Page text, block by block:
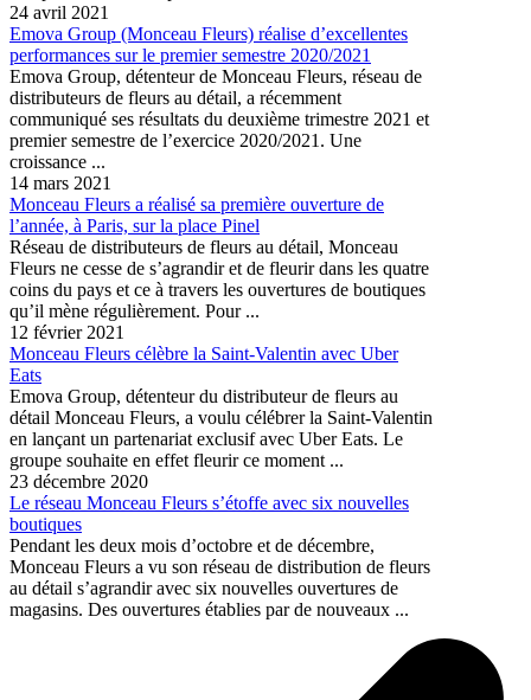
24 avril 2021
Emova Group (Monceau Fleurs) réalise d’excellentes
performances sur le premier semestre 2020/2021
Emova Group, détenteur de Monceau Fleurs, réseau de
distributeurs de fleurs au détail, a récemment
communiqué ses résultats du deuxième trimestre 2021 et
premier semestre de l’exercice 2020/2021. Une
croissance ...
14 mars 2021
Monceau Fleurs a réalisé sa première ouverture de
l’année, à Paris, sur la place Pinel
Réseau de distributeurs de fleurs au détail, Monceau
Fleurs ne cesse de s’agrandir et de fleurir dans les quatre
coins du pays et ce à travers les ouvertures de boutiques
qu’il mène régulièrement. Pour ...
12 février 2021
Monceau Fleurs célèbre la Saint-Valentin avec Uber
Eats
Emova Group, détenteur du distributeur de fleurs au
détail Monceau Fleurs, a voulu célébrer la Saint-Valentin
en lançant un partenariat exclusif avec Uber Eats. Le
groupe souhaite en effet fleurir ce moment ...
23 décembre 2020
Le réseau Monceau Fleurs s’étoffe avec six nouvelles
boutiques
Pendant les deux mois d’octobre et de décembre,
Monceau Fleurs a vu son réseau de distribution de fleurs
au détail s’agrandir avec six nouvelles ouvertures de
magasins. Des ouvertures établies par de nouveaux ...